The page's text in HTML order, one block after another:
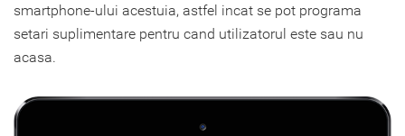
smartphone-ului acestuia, astfel incat se pot programa
setari suplimentare pentru cand utilizatorul este sau nu
acasa.